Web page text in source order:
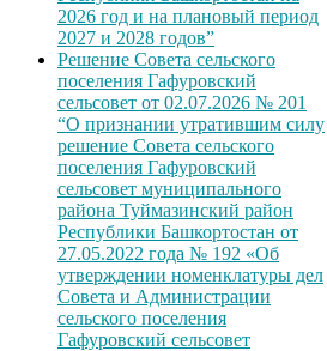
2026 год и на плановый период
2027 и 2028 годов”
Решение Совета сельского
поселения Гафуровский
сельсовет от 02.07.2026 № 201
“О признании утратившим силу
решение Совета сельского
поселения Гафуровский
сельсовет муниципального
района Туймазинский район
Республики Башкортостан от
27.05.2022 года № 192 «Об
утверждении номенклатуры дел
Совета и Администрации
сельского поселения
Гафуровский сельсовет